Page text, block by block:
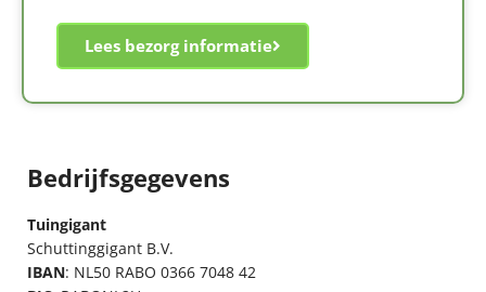
Lees bezorg informatie
Bedrijfsgegevens
Tuingigant
Schuttinggigant B.V.
IBAN: NL50 RABO 0366 7048 42